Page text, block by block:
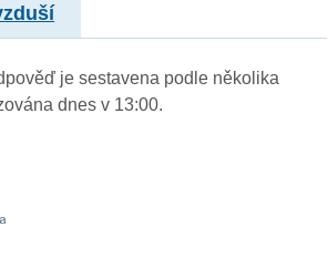
je sestavena podle několika
dnes v 13:00.